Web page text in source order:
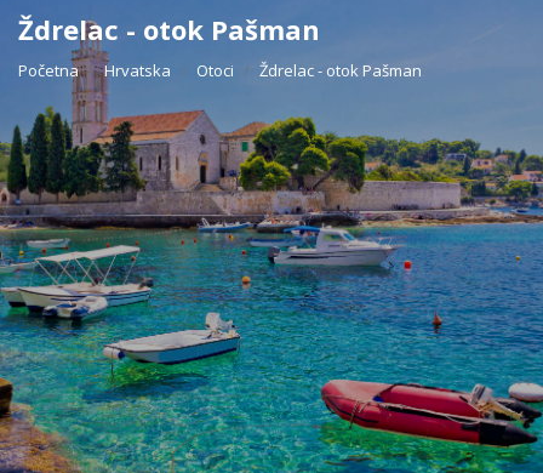
Ždrelac - otok Pašman
Početna Hrvatska Otoci Ždrelac - otok Pašman